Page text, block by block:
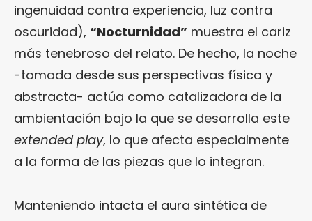
ingenuidad contra experiencia, luz contra
oscuridad), “Nocturnidad” muestra el cariz
más tenebroso del relato. De hecho, la noche
-tomada desde sus perspectivas física y
abstracta- actúa como catalizadora de la
ambientación bajo la que se desarrolla este
extended play, lo que afecta especialmente
a la forma de las piezas que lo integran.
Manteniendo intacta el aura sintética de